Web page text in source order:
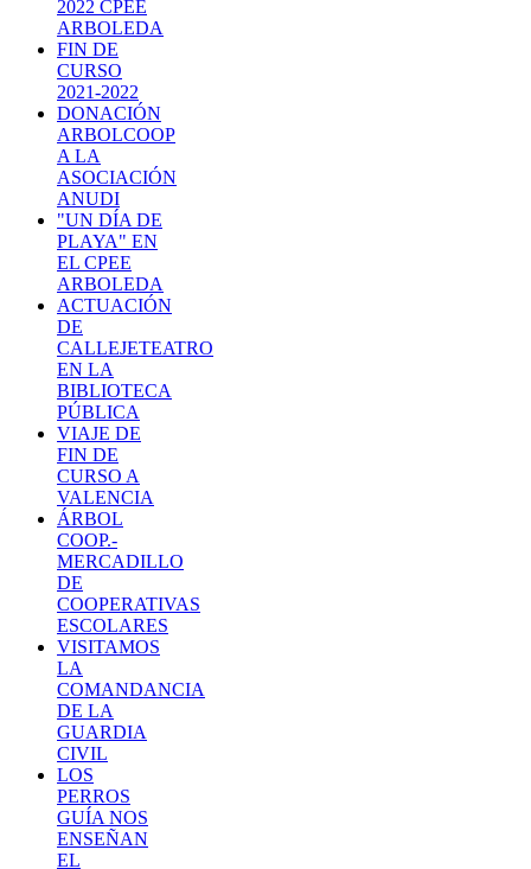
2022 CPEE
ARBOLEDA
FIN DE
CURSO
2021-2022
DONACIÓN
ARBOLCOOP
A LA
ASOCIACIÓN
ANUDI
"UN DÍA DE
PLAYA" EN
EL CPEE
ARBOLEDA
ACTUACIÓN
DE
CALLEJETEATRO
EN LA
BIBLIOTECA
PÚBLICA
VIAJE DE
FIN DE
CURSO A
VALENCIA
ÁRBOL
COOP.-
MERCADILLO
DE
COOPERATIVAS
ESCOLARES
VISITAMOS
LA
COMANDANCIA
DE LA
GUARDIA
CIVIL
LOS
PERROS
GUÍA NOS
ENSEÑAN
EL